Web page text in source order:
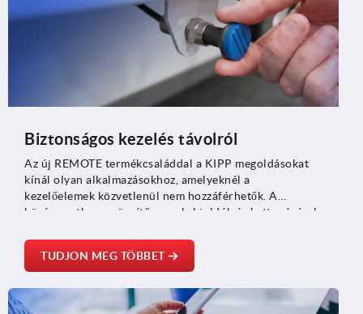
Biztonságos kezelés távolról
Az új REMOTE termékcsaláddal a KIPP megoldásokat
kínál olyan alkalmazásokhoz, amelyeknél a
kezelőelemek közvetlenül nem hozzáférhetők. A
középpontban a rögzítőcsapok, kioldók és kattanózárak
egymáshoz.
TUDJON MEG TÖBBET